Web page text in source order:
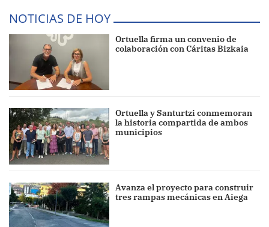
NOTICIAS DE HOY
Ortuella firma un convenio de
colaboración con Cáritas Bizkaia
Ortuella y Santurtzi conmemoran
la historia compartida de ambos
municipios
Avanza el proyecto para construir
tres rampas mecánicas en Aiega